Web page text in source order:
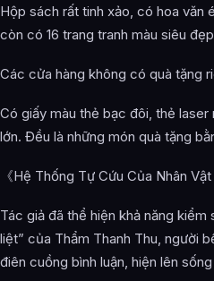
Hộp sách rất tinh xảo, có hoa văn
còn có 16 trang tranh màu siêu
Các cửa hàng không có quà tặng
Có giấy màu thẻ bạc đôi, thẻ
lớn. Đều là những món quà tặng
《Hệ Thống Tự Cứu Của Nhân
Tác giả đã thể hiện khả năng
liệt” của Thẩm Thanh Thu, người
điên cuồng bình luận, hiện lên